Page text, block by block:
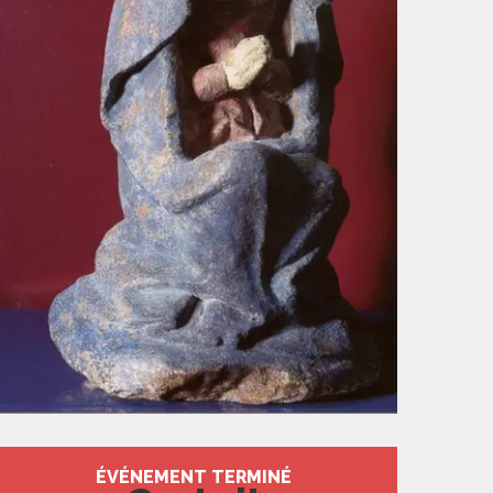
ÉVÉNEMENT TERMINÉ